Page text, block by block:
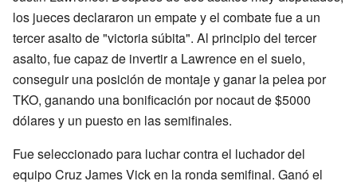
los jueces declararon un empate y el combate fue a un
tercer asalto de "victoria súbita". Al principio del tercer
asalto, fue capaz de invertir a Lawrence en el suelo,
conseguir una posición de montaje y ganar la pelea por
TKO, ganando una bonificación por nocaut de $5000
dólares y un puesto en las semifinales.
Fue seleccionado para luchar contra el luchador del
equipo Cruz James Vick en la ronda semifinal. Ganó el